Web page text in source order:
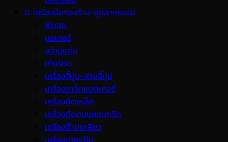
D. เครื่องมือก่อสร้าง-อุตสาหกรรม
พ้ดลม
มอเตอร์
สว่านแท่น
เกียร์ทด
เครื่องจี้ปูน-สายจี้ปูน
เครื่องชาร์ตแบตเตอรี่
เครื่องดัดเหล็ก
เครื่องตัดถนนคอนกรีต
เครื่องต๊าปเกลียว
เครื่องบากแป๊ป